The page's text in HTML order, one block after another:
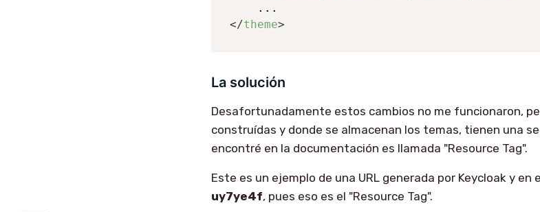
</theme>
La solución
Desafortunadamente estos cambios no me funcionaron,
construídas y donde se almacenan los temas, tienen una
encontré en la documentación es llamada "Resource Tag".
Este es un ejemplo de una URL generada por Keycloak y
uy7ye4f, pues eso es el "Resource Tag".